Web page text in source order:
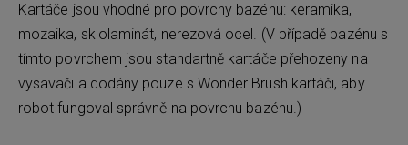
Kartáče jsou vhodné pro povrchy bazénu: keramika,
mozaika, sklolaminát, nerezová ocel. (V případě bazénu s
tímto povrchem jsou standartně kartáče přehozeny na
vysavači a dodány pouze s Wonder Brush kartáči, aby
robot fungoval správně na povrchu bazénu.)